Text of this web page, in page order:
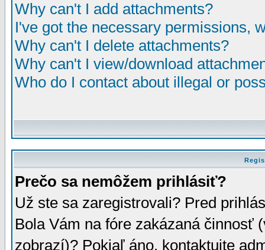
Why can't I add attachments?
I've got the necessary permissions,
Why can't I delete attachments?
Why can't I view/download
Who do I contact about illegal or
Prečo sa nemôžem prihlásiť?
Už ste sa zaregistrovali? Pred
Bola Vám na fóre zakázaná činnosť
zobrazí)? Pokiaľ áno, kontaktujte